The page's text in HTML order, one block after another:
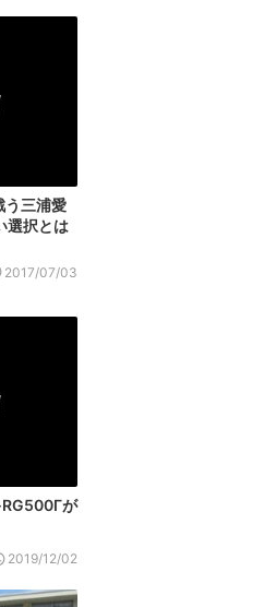
う三浦愛
選択とは
2017/07/03
が
2019/12/02